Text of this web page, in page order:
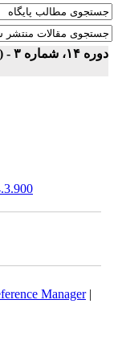
شماره ۳ - ( ۶-۱۴۰۴ )
Manager